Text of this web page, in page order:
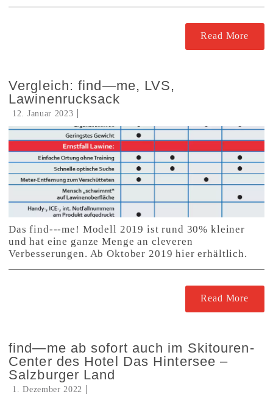
Read More
Vergleich: find—me, LVS,
Lawinenrucksack
12. Januar 2023
Das find---me! Modell 2019 ist rund 30% kleiner
und hat eine ganze Menge an cleveren
Verbesserungen. Ab Oktober 2019 hier erhältlich.
Read More
find—me ab sofort auch im Skitouren-
Center des Hotel Das Hintersee –
Salzburger Land
1. Dezember 2022